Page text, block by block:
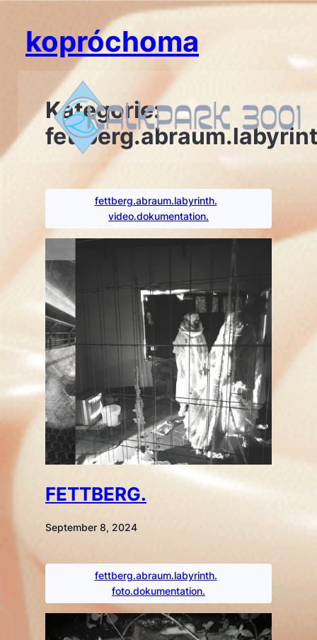
springenkopróchoma
Kategorie:
fettberg.abraum.labyrinth.
video.dokumentation.
FETTBERG.
September 8, 2024
fettberg.abraum.labyrinth.
foto.dokumentation.